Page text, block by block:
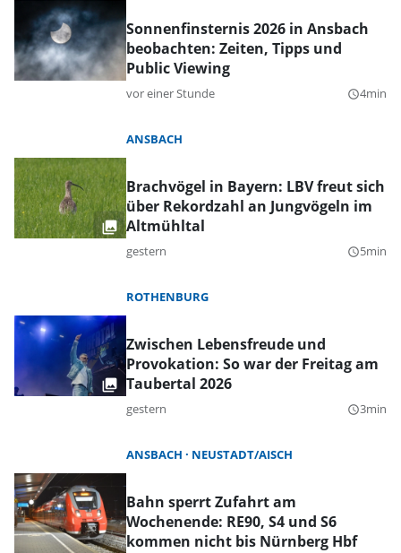
Sonnenfinsternis 2026 in Ansbach
beobachten: Zeiten, Tipps und
Public Viewing
vor einer Stunde query_builder4min
ANSBACH
Brachvögel in Bayern: LBV freut sich
über Rekordzahl an Jungvögeln im
Altmühltal
gestern query_builder5min
ROTHENBURG
Zwischen Lebensfreude und
Provokation: So war der Freitag am
Taubertal 2026
gestern query_builder3min
ANSBACH NEUSTADT/AISCH
Bahn sperrt Zufahrt am
Wochenende: RE90, S4 und S6
kommen nicht bis Nürnberg Hbf